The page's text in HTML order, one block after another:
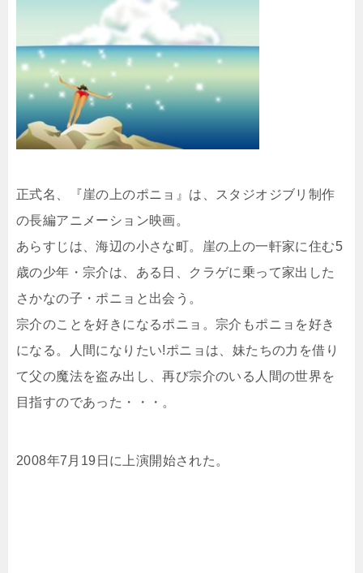
正式名、『崖の上のポニョ』は、スタジオジブリ制作
の長編アニメーション映画。
あらすじは、海辺の小さな町。崖の上の一軒家に住む5
歳の少年・宗介は、ある日、クラゲに乗って家出した
さかなの子・ポニョと出会う。
宗介のことを好きになるポニョ。宗介もポニョを好き
になる。人間になりたい!ポニョは、妹たちの力を借り
て父の魔法を盗み出し、再び宗介のいる人間の世界を
目指すのであった・・・。
2008年7月19日に上演開始された。